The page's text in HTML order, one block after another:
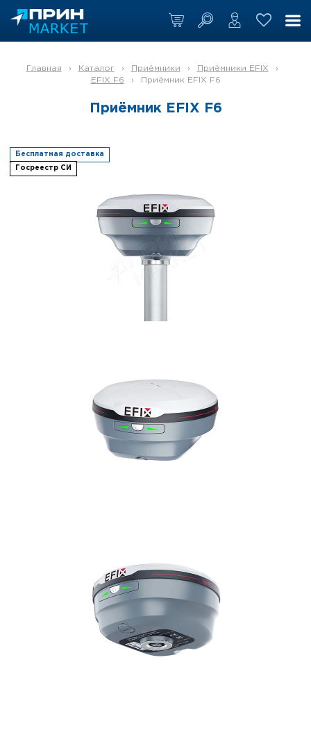
Главная › Каталог › Приёмники › Приёмники EFIX
›
EFIX F6
› Приёмник EFIX F6
Приёмник EFIX F6
Бесплатная доставка
Госреестр СИ